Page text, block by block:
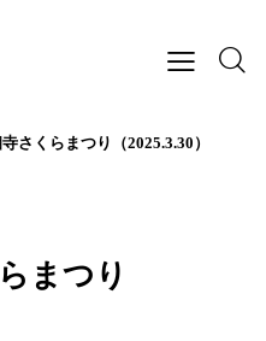
さくらまつり（2025.3.30）
まつり